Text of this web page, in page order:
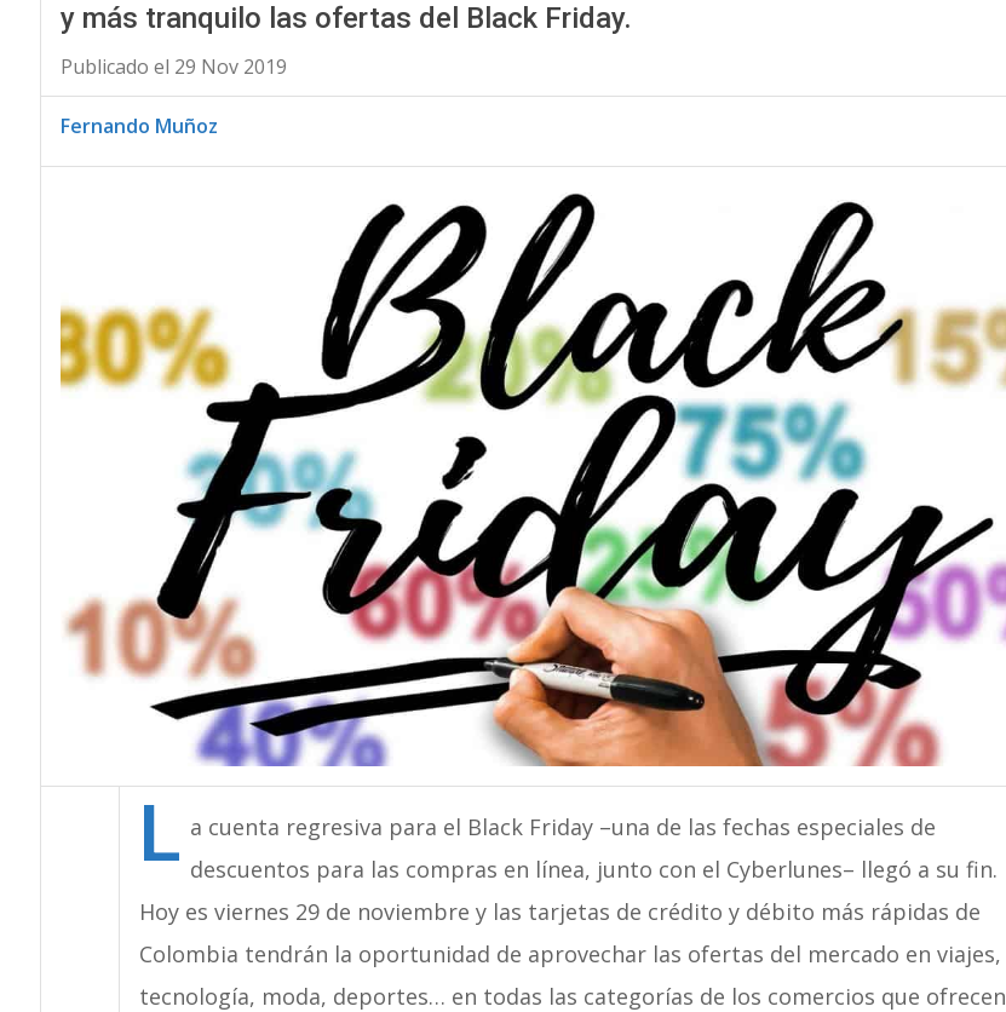
y más tranquilo las ofertas del Black Friday.
Publicado el 29 Nov 2019
Fernando Muñoz
L a cuenta regresiva para el Black Friday –una de las fechas especiales de
descuentos para las compras en línea, junto con el Cyberlunes– llegó a su fin.
Hoy es viernes 29 de noviembre y las tarjetas de crédito y débito más rápidas de
Colombia tendrán la oportunidad de aprovechar las ofertas del mercado en viajes,
tecnología, moda, deportes… en todas las categorías de los comercios que ofrecen
BBVA C Cyberlunes